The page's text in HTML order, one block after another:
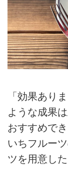
「効果あり
ような成果
おすすめで
いちフルー
ツを用意し